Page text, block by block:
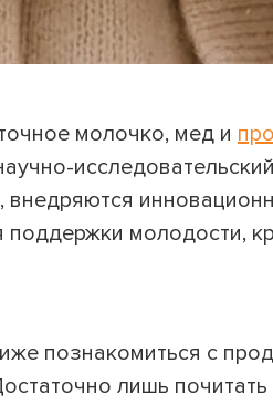
молочко, мед и
исследовательский
молодости,
познакомиться с
лишь